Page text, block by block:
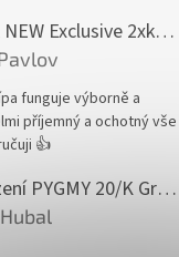
PYGMY 25/K NEW Exclusive 2xkohout GREEN LINE komplet bez naražečů
je 5 z 5 hvězdiček.
funguje výborně a
příjemný a ochotný vše
👍
Výčepní zařízení PYGMY 20/K Green Line NEW komplet 2 x naražeč
je 5 z 5 hvězdiček.